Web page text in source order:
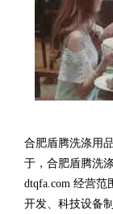
合肥盾腾洗涤用
于，合肥盾腾洗
dtqfa.com 经营
开发、科技设备